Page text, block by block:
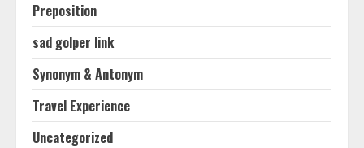
Preposition
sad golper link
Synonym & Antonym
Travel Experience
Uncategorized